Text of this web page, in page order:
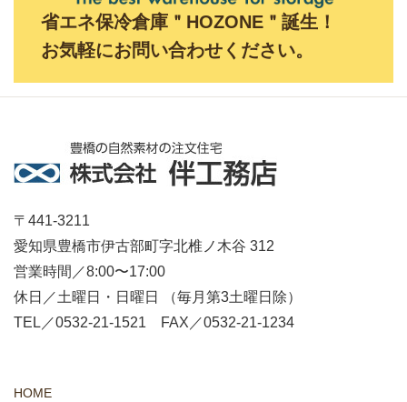
省エネ保冷倉庫＂HOZONE＂誕生！
お気軽にお問い合わせください。
〒441-3211
愛知県豊橋市伊古部町字北椎ノ木谷 312
営業時間／8:00〜17:00
休日／土曜日・日曜日 （毎月第3土曜日除）
TEL／0532-21-1521 FAX／0532-21-1234
HOME